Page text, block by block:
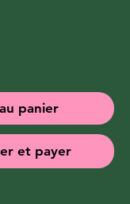
panier
et payer